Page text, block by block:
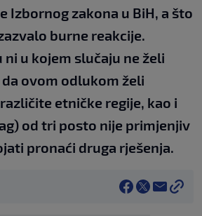
Izbornog zakona u BiH, a što
burne reakcije.
ni u kojem slučaju ne želi
ovom odlukom želi
etničke regije, kao i
od tri posto nije primjenjiv
pronaći druga rješenja.